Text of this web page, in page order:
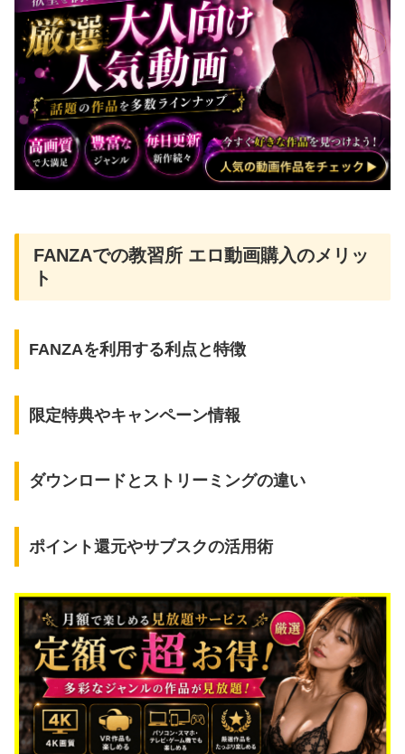
FANZAでの教習所 エロ動画購入のメリッ
ト
FANZAを利用する利点と特徴
限定特典やキャンペーン情報
ダウンロードとストリーミングの違い
ポイント還元やサブスクの活用術